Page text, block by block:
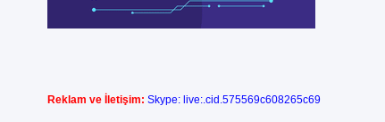
Reklam ve İletişim: Skype: live:.cid.575569c608265c69